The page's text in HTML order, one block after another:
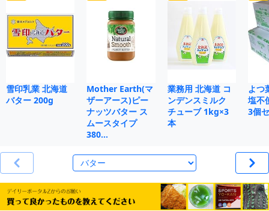
雪印乳業 北海道
バター 200g
Mother Earth(マ
ザーアース)ピー
ナッツバター ス
ムースタイプ
380…
業務用 北海道 コ
ンデンスミルク
チューブ 1kg×3
本
よつ
塩不
3個